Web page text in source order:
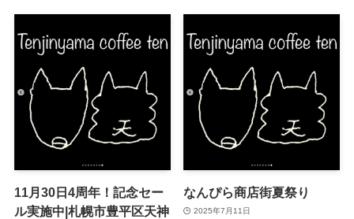
11月30日4周年！記念セー
ル実施中|札幌市豊平区天神
なんぴら商店街夏祭り
2025年7月11日